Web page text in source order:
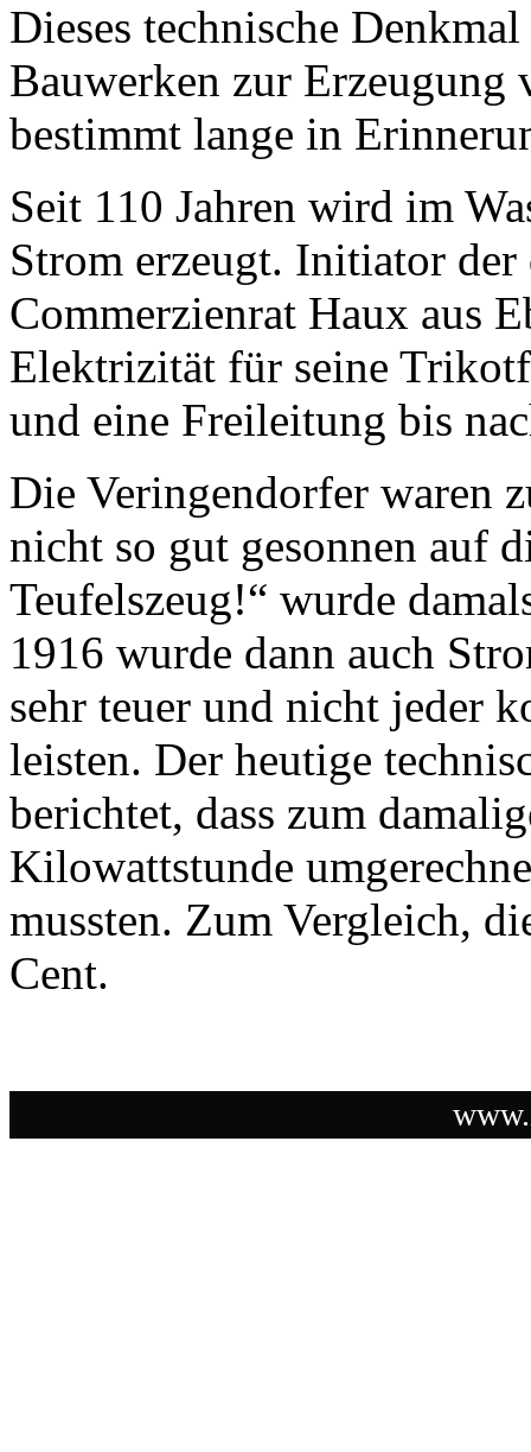
Dieses technische
Bauwerken zur
bestimmt lange in
Seit 110 Jahren wird im
Strom erzeugt. Initiator
Commerzienrat Haux aus
Elektrizität für seine
und eine Freileitung bis
Die Veringendorfer waren
nicht so gut gesonnen auf
Teufelszeug!“ wurde
1916 wurde dann auch
sehr teuer und nicht jeder
leisten. Der heutige
berichtet, dass zum
Kilowattstunde
mussten. Zum Vergleich,
Cent.